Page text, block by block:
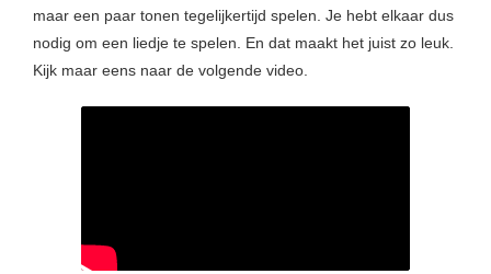
maar een paar tonen tegelijkertijd spelen. Je hebt elkaar dus
nodig om een liedje te spelen. En dat maakt het juist zo leuk.
Kijk maar eens naar de volgende video.